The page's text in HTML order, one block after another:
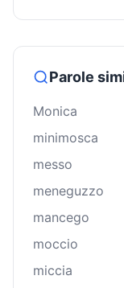
Parole
Monica
minimosca
messo
meneguzzo
mancego
moccio
miccia